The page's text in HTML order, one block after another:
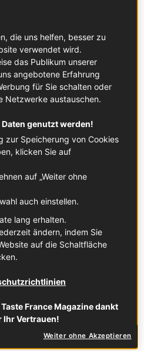
nicht wegzudenken,
von Schädlingen. Doch ihre
Gleichgewicht, deren
menschliches Einwirken in
intensiven Einsatz von
gezogen. Dabei
von Nützlingen, ganze
einzige Schwebfliege, ein
am Tag rund 60
sich für ihr Leben gern am Saft
Tournon-sur-Rhône hat Bio-
„Vögel sind eine
die uns helfen, besser zu
verwendet wird.
das Publikum unserer
angebotene Erfahrung
für Sie schalten oder
Netzwerke austauschen.
genutzt werden!
zur Speicherung von Cookies
klicken Sie auf
auf „Weiter ohne
auch einstellen.
lang erhalten.
ändern, indem Sie
auf die Schaltfläche
France Magazine dankt
Ihr Vertrauen!
Weiter ohne Akzeptieren